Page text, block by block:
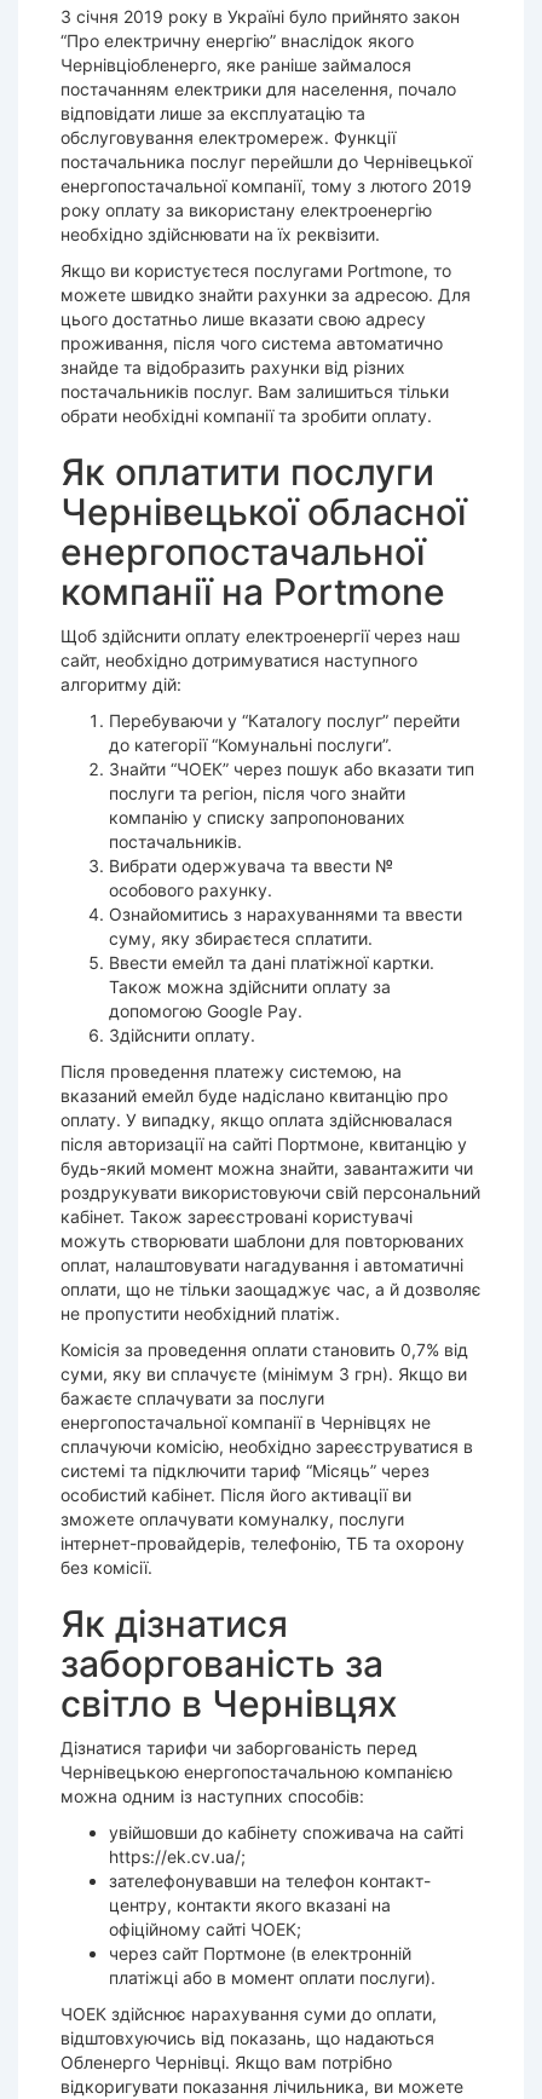
З січня 2019 року в Україні було прийнято закон
“Про електричну енергію” внаслідок якого
Чернівціобленерго, яке раніше займалося
постачанням електрики для населення, почало
відповідати лише за експлуатацію та
обслуговування електромереж. Функції
постачальника послуг перейшли до Чернівецької
енергопостачальної компанії, тому з лютого 2019
року оплату за використану електроенергію
необхідно здійснювати на їх реквізити.
Якщо ви користуєтеся послугами Portmone, то
можете швидко знайти рахунки за адресою. Для
цього достатньо лише вказати свою адресу
проживання, після чого система автоматично
знайде та відобразить рахунки від різних
постачальників послуг. Вам залишиться тільки
обрати необхідні компанії та зробити оплату.
Як оплатити послуги
Чернівецької обласної
енергопостачальної
компанії на Portmone
Щоб здійснити оплату електроенергії через наш
сайт, необхідно дотримуватися наступного
алгоритму дій:
Перебуваючи у “Каталогу послуг” перейти
до категорії “Комунальні послуги”.
Знайти “ЧОЕК” через пошук або вказати тип
послуги та регіон, після чого знайти
компанію у списку запропонованих
постачальників.
Вибрати одержувача та ввести №
особового рахунку.
Ознайомитись з нарахуваннями та ввести
суму, яку збираєтеся сплатити.
Ввести емейл та дані платіжної картки.
Також можна здійснити оплату за
допомогою Google Pay.
Здійснити оплату.
Після проведення платежу системою, на
вказаний емейл буде надіслано квитанцію про
оплату. У випадку, якщо оплата здійснювалася
після авторизації на сайті Портмоне, квитанцію у
будь-який момент можна знайти, завантажити чи
роздрукувати використовуючи свій персональний
кабінет. Також зареєстровані користувачі
можуть створювати шаблони для повторюваних
оплат, налаштовувати нагадування і автоматичні
оплати, що не тільки заощаджує час, а й дозволяє
не пропустити необхідний платіж.
Комісія за проведення оплати становить 0,7% від
суми, яку ви сплачуєте (мінімум 3 грн). Якщо ви
бажаєте сплачувати за послуги
енергопостачальної компанії в Чернівцях не
сплачуючи комісію, необхідно зареєструватися в
системі та підключити тариф “Місяць” через
особистий кабінет. Після його активації ви
зможете оплачувати комуналку, послуги
інтернет-провайдерів, телефонію, ТБ та охорону
без комісії.
Як дізнатися
заборгованість за
світло в Чернівцях
Дізнатися тарифи чи заборгованість перед
Чернівецькою енергопостачальною компанією
можна одним із наступних способів:
увійшовши до кабінету споживача на сайті
https://ek.cv.ua/;
зателефонувавши на телефон контакт-
центру, контакти якого вказані на
офіційному сайті ЧОЕК;
через сайт Портмоне (в електронній
платіжці або в момент оплати послуги).
ЧОЕК здійснює нарахування суми до оплати,
відштовхуючись від показань, що надаються
Обленерго Чернівці. Якщо вам потрібно
відкоригувати показання лічильника, ви можете